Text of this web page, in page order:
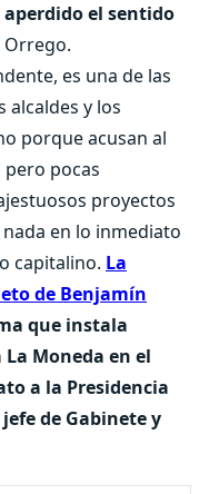
el sentido
Orrego.
es una de las
alcaldes y los
porque acusan al
pocas
proyectos
en lo inmediato
capitalino. La
de Benjamín
que instala
Moneda en el
a la Presidencia
de Gabinete y